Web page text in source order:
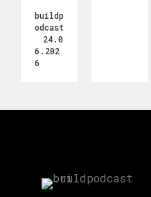
buildp
odcast
24.0
6.202
6